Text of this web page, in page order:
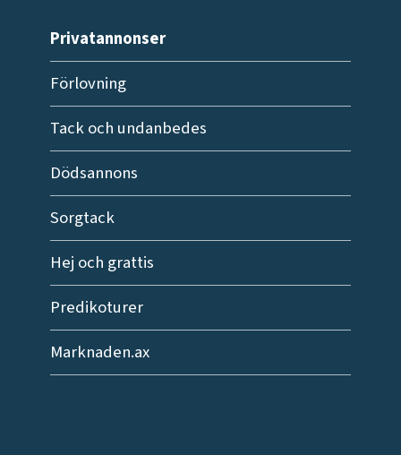
Privatannonser
Förlovning
Tack och undanbedes
Dödsannons
Sorgtack
Hej och grattis
Predikoturer
Marknaden.ax